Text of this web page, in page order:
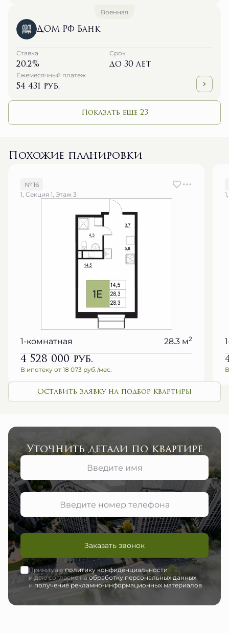
Военная
ДОМ РФ Банк
Ставка
20.2%
Срок
до 30 лет
Ежемесячный платеж
54 431 руб.
Показать еще 23
Похожие планировки
№ 16
1, Секция 1, Этаж 3
1-комнатная 28.3 м2
4 528 000руб.
В ипотеку от 18 073 руб./мес.
Оставить заявку на подбор квартиры
Уточнить детали по квартире
Заказать звонок
Принимаюполитику конфиденциальности
и даю согласие наобработку персональных данных
иполучение рекламно-информационных материалов